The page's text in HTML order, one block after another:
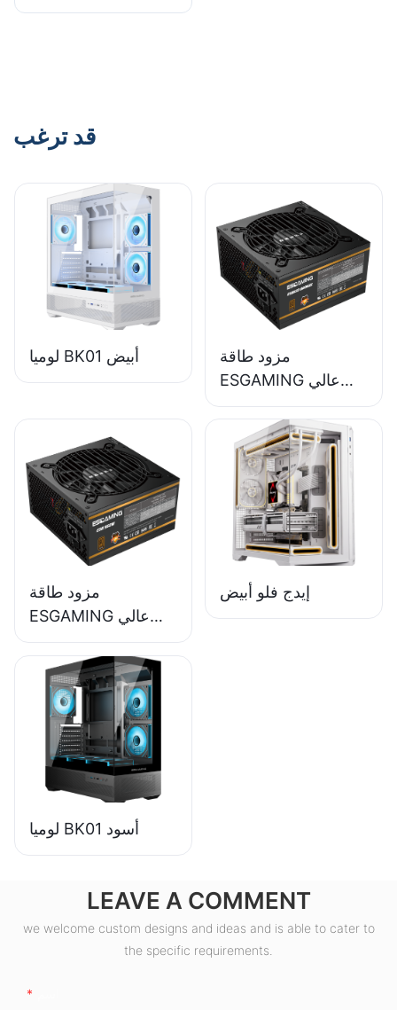
الشائعة لحالة الكمبيوتر
قد ترغب
لوميا BK01 أبيض
مزود طاقة
ESGAMING عالي
الجودة بقدرة 650
وحدة كاملة، حاصل
برونزية لأجهزة
الكمبيوتر المكتبية
ESB650W
مزود طاقة
ESGAMING عالي
الجودة بقدرة 550
وحاصل على شهادة
80+ برونزية لأجهزة
الكمبيوتر المكتبية
ESB550W
إيدج فلو أبيض
لوميا BK01 أسود
LEAVE A COMMENT
we welcome custom designs and ideas and is able to cater to
the specific requirements.